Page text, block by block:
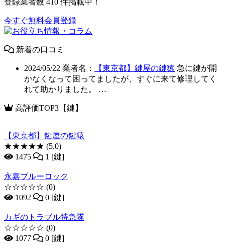
登録業者数 410 件掲載中！
今すぐ無料会員登録
新着の口コミ
2024/05/22 業者名： 【東京都】鍵屋の鍵猿 急に鍵が開
かなくなって困ってましたが、すぐに来て修理してく
れて助かりました。 …
高評価TOP3【鍵】
【東京都】鍵屋の鍵猿
★★★★★ (5.0)
1475
1 [鍵]
永嘉ブルーロック
☆☆☆☆☆ (0)
1092
0 [鍵]
カギのトラブル特急隊
☆☆☆☆☆ (0)
1077
0 [鍵]